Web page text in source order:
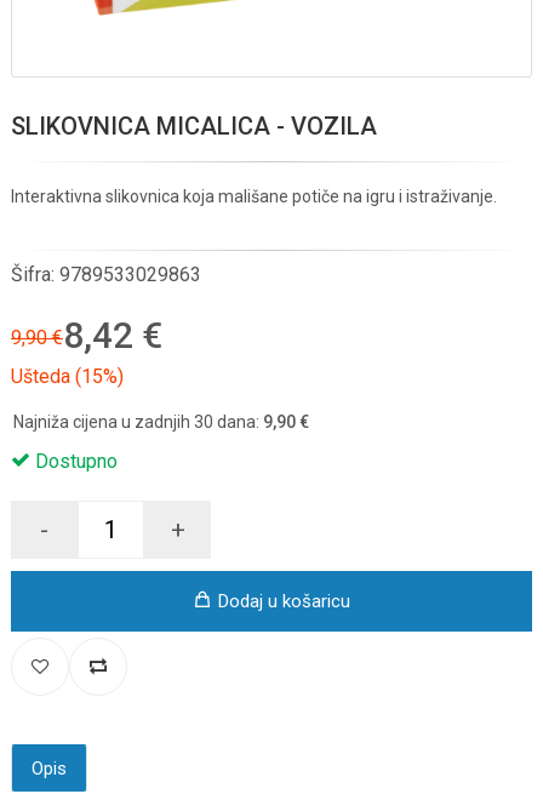
SLIKOVNICA MICALICA - VOZILA
Interaktivna slikovnica koja mališane potiče na igru i istraživanje.
Šifra: 9789533029863
9,90 €8,42 €
Ušteda (15%)
Najniža cijena u zadnjih 30 dana: 9,90 €
Dostupno
- +
Dodaj u košaricu
Opis